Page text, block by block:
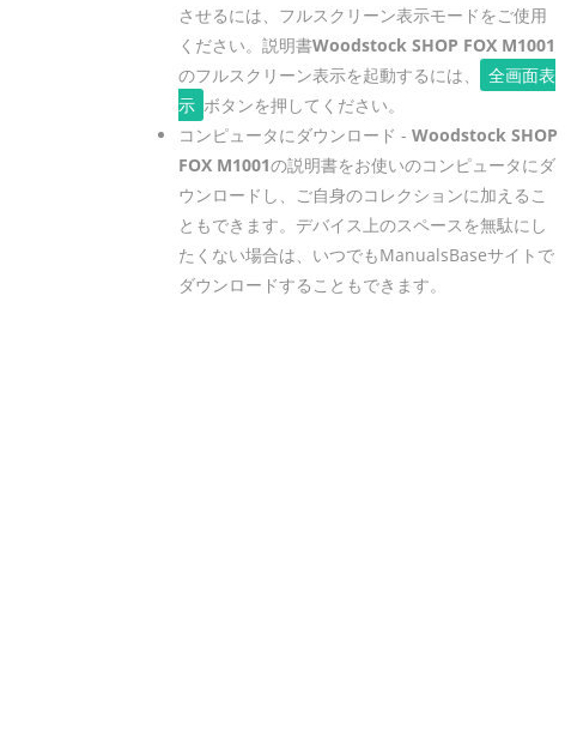
させるには、フルスクリーン表示モードをご使用
ください。説明書Woodstock SHOP FOX M1001
のフルスクリーン表示を起動するには、
全画面表
示 ボタンを押してください。
コンピュータにダウンロード - Woodstock SHOP
FOX M1001の説明書をお使いのコンピュータにダ
ウンロードし、ご自身のコレクションに加えるこ
ともできます。デバイス上のスペースを無駄にし
たくない場合は、いつでもManualsBaseサイトで
ダウンロードすることもできます。